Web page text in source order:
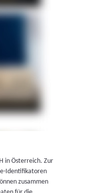
in Österreich. Zur
Identifikatoren
zusammen